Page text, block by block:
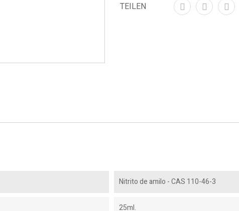
TEILEN
Nitrito de amilo - CAS 110-46-3
25ml.